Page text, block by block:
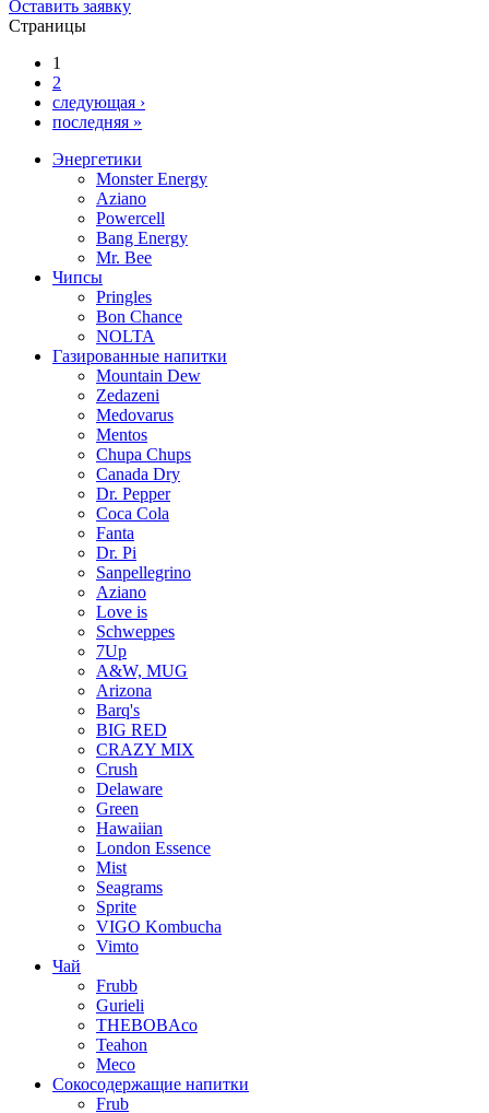
Оставить заявку
Страницы
1
2
следующая ›
последняя »
Энергетики
Monster Energy
Aziano
Powercell
Bang Energy
Mr. Bee
Чипсы
Pringles
Bon Chance
NOLTA
Газированные напитки
Mountain Dew
Zedazeni
Medovarus
Mentos
Chupa Chups
Canada Dry
Dr. Pepper
Coca Cola
Fanta
Dr. Pi
Sanpellegrino
Aziano
Love is
Schweppes
7Up
A&W, MUG
Arizona
Barq's
BIG RED
CRAZY MIX
Crush
Delaware
Green
Hawaiian
London Essence
Mist
Seagrams
Sprite
VIGO Kombucha
Vimto
Чай
Frubb
Gurieli
THEBOBAco
Teahon
Meco
Сокосодержащие напитки
Frub